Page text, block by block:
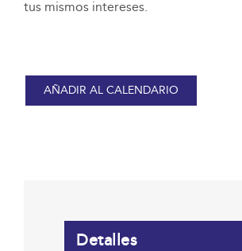
tus mismos intereses.
AÑADIR AL CALENDARIO
Detalles